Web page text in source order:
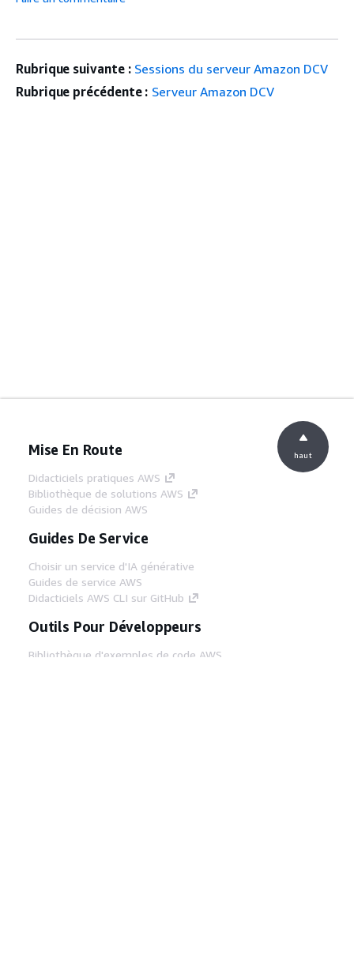
Rubrique suivante : Sessions du serveur Amazon DCV
Rubrique précédente : Serveur Amazon DCV
Mise En Route
Didacticiels pratiques AWS
Bibliothèque de solutions AWS
Guides de décision AWS
Guides De Service
Choisir un service d'IA générative
Guides de service AWS
Didacticiels AWS CLI sur GitHub
Outils Pour Développeurs
Bibliothèque d'exemples de code AWS
haut